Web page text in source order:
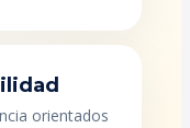
orientados